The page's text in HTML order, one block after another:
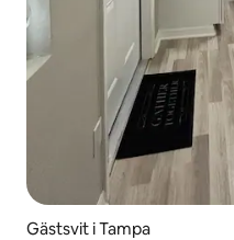
Gästsvit i Tampa